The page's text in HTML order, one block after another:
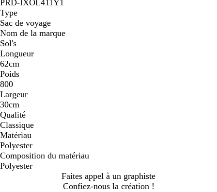
PRD-IXOL411Y1
Type
Sac de voyage
Nom de la marque
Sol's
Longueur
62cm
Poids
800
Largeur
30cm
Qualité
Classique
Matériau
Polyester
Composition du matériau
Polyester
Faites appel à un graphiste
Confiez-nous la création !